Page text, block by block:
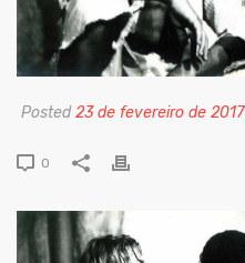
Posted23 de fevereiro de 2017
0